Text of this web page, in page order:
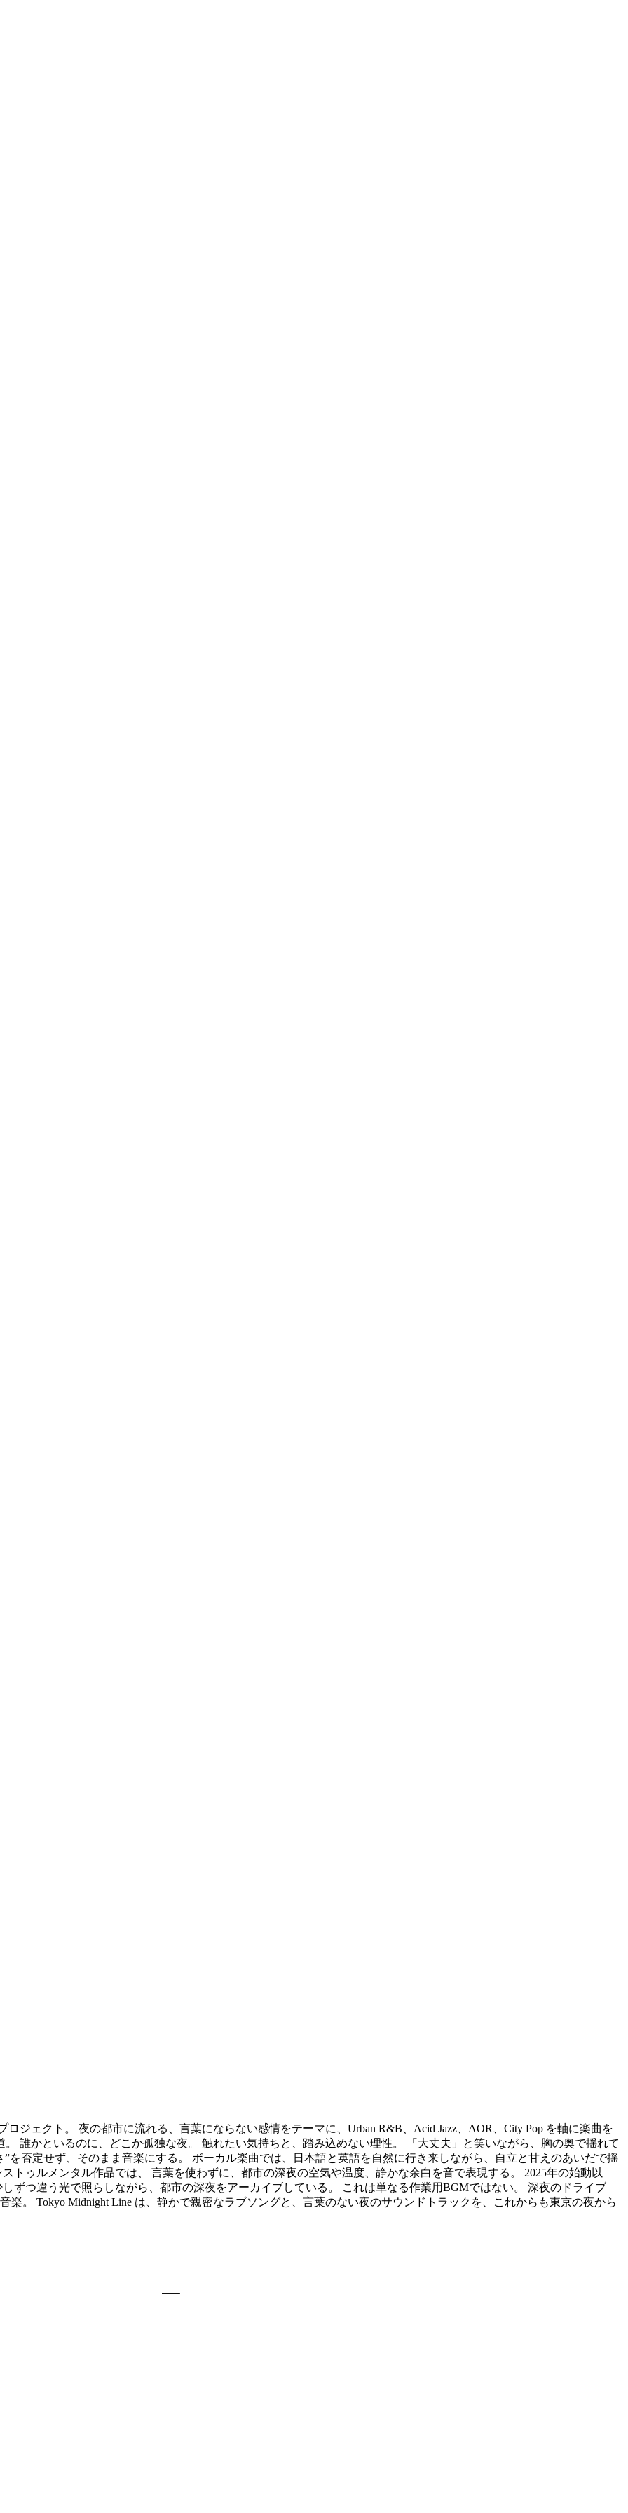
ロジェクト。 夜の都市に流れる、言葉にならない感情をテーマに、Urban R&B、Acid Jazz、AOR、City Pop を軸に楽曲を
誰かといるのに、どこか孤独な夜。 触れたい気持ちと、踏み込めない理性。 「大丈夫」と笑いながら、胸の奥で揺れて
”を否定せず、そのまま音楽にする。 ボーカル楽曲では、日本語と英語を自然に行き来しながら、自立と甘えのあいだで揺
トゥルメンタル作品では、 言葉を使わずに、都市の深夜の空気や温度、静かな余白を音で表現する。 2025年の始動以
ずつ違う光で照らしながら、都市の深夜をアーカイブしている。 これは単なる作業用BGMではない。 深夜のドライブ
楽。 Tokyo Midnight Line は、静かで親密なラブソングと、言葉のない夜のサウンドトラックを、これからも東京の夜から